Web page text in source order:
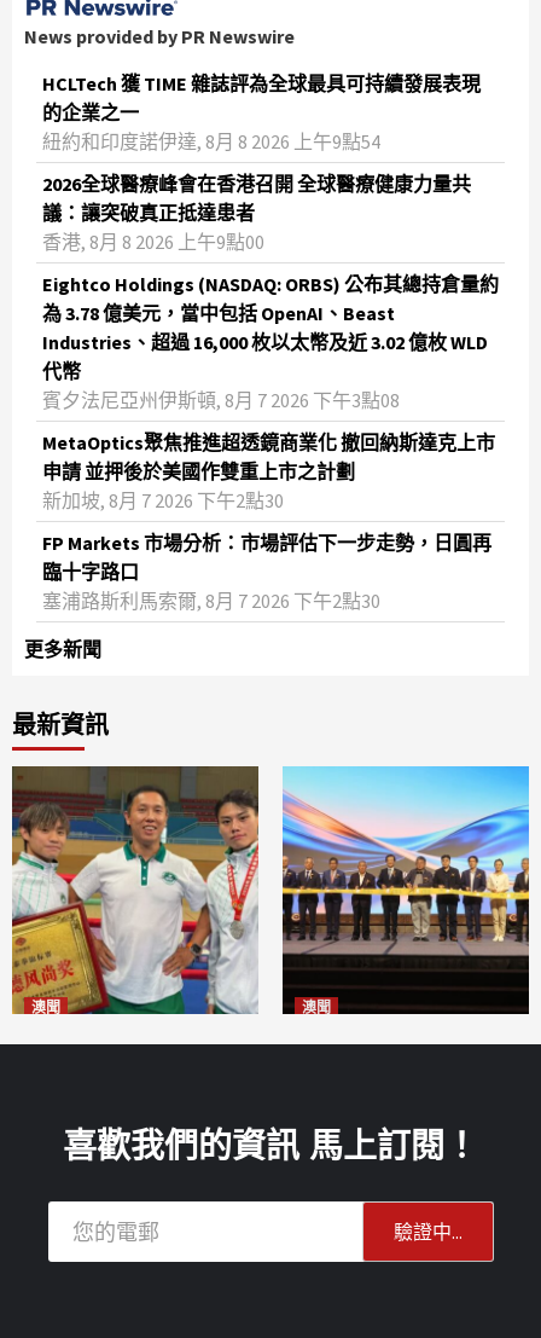
News provided by PR Newswire
HCLTech 獲 TIME 雜誌評為全球最具可持續發展表現
的企業之一
紐約和印度諾伊達, 8月 8 2026 上午9點54
2026全球醫療峰會在香港召開 全球醫療健康力量共
議：讓突破真正抵達患者
香港, 8月 8 2026 上午9點00
Eightco Holdings (NASDAQ: ORBS) 公布其總持倉量約
為 3.78 億美元，當中包括 OpenAI、Beast
Industries、超過 16,000 枚以太幣及近 3.02 億枚 WLD
代幣
賓夕法尼亞州伊斯頓, 8月 7 2026 下午3點08
MetaOptics聚焦推進超透鏡商業化 撤回納斯達克上市
申請 並押後於美國作雙重上市之計劃
新加坡, 8月 7 2026 下午2點30
FP Markets 市場分析：市場評估下一步走勢，日圓再
臨十字路口
塞浦路斯利馬索爾, 8月 7 2026 下午2點30
更多新聞
最新資訊
澳聞 澳聞
喜歡我們的資訊 馬上訂閱！